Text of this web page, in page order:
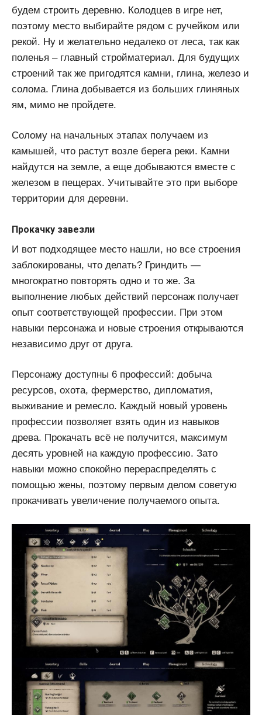
будем строить деревню. Колодцев в игре нет,
поэтому место выбирайте рядом с ручейком или
рекой. Ну и желательно недалеко от леса, так как
поленья – главный стройматериал. Для будущих
строений так же пригодятся камни, глина, железо и
солома. Глина добывается из больших глиняных
ям, мимо не пройдете.
Солому на начальных этапах получаем из
камышей, что растут возле берега реки. Камни
найдутся на земле, а еще добываются вместе с
железом в пещерах. Учитывайте это при выборе
территории для деревни.
Прокачку завезли
И вот подходящее место нашли, но все строения
заблокированы, что делать? Гриндить —
многократно повторять одно и то же. За
выполнение любых действий персонаж получает
опыт соответствующей профессии. При этом
навыки персонажа и новые строения открываются
независимо друг от друга.
Персонажу доступны 6 профессий: добыча
ресурсов, охота, фермерство, дипломатия,
выживание и ремесло. Каждый новый уровень
профессии позволяет взять один из навыков
древа. Прокачать всё не получится, максимум
десять уровней на каждую профессию. Зато
навыки можно спокойно перераспределять с
помощью жены, поэтому первым делом советую
прокачивать увеличение получаемого опыта.